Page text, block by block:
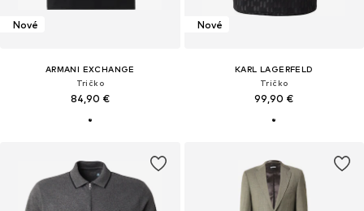
Nové
ARMANI EXCHANGE
Tričko
84,90 €
Nové
KARL LAGERFELD
Tričko
99,90 €